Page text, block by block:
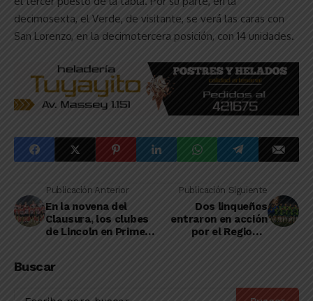
decimosexta, el Verde, de visitante, se verá las caras con
San Lorenzo, en la decimotercera posición, con 14 unidades.
Publicación Anterior
En la novena del
Clausura, los clubes
de Lincoln en Primera
Publicación Siguiente
Dos linqueños
entraron en acción
por el Regional
Buscar